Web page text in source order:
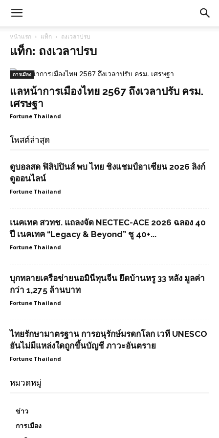
หน้าแรก แท็ก ถงเวลาปรบ
แท็ก: ถงเวลาปรบ
การเมือง
แลหน้าการเมืองไทย 2567 ถึงเวลาปรับ ครม.
เศรษฐา
Fortune Thailand
โพสต์ล่าสุด
ดูบอลสด ฟิลิปปินส์ พบ ไทย ชิงแชมป์อาเซียน 2026 ลิงก์
ดูออนไลน์
Fortune Thailand
เนคเทค สวทช. แถลงจัด NECTEC-ACE 2026 ฉลอง 40
ปี เนคเทค “Legacy & Beyond” ชู 40+...
Fortune Thailand
บุกทลายเครือข่ายนอมินีทุนจีน ยึดบ้านหรู 33 หลัง มูลค่า
กว่า 1,275 ล้านบาท
Fortune Thailand
ไทยรักษามาตรฐาน การอนุรักษ์มรดกโลก เวที UNESCO
ยันไม่มีแหล่งใดถูกขึ้นบัญชี ภาวะอันตราย
Fortune Thailand
หมวดหมู่
ข่าว
การเมือง